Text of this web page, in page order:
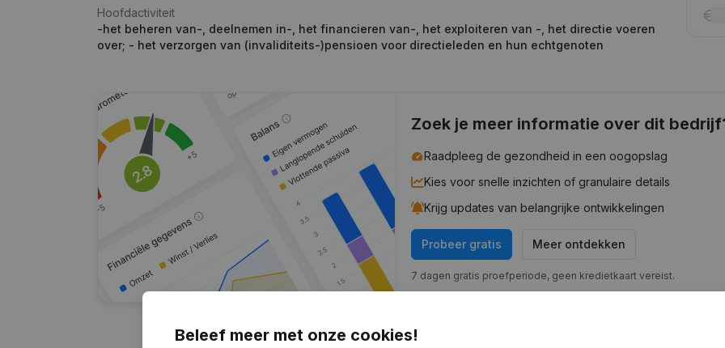
Hoofdactiviteit
-het beheren van-, deelnemen in-, het financieren van-, het exploiteren van -, het directie voeren
over; - het verzorgen van (invaliditeits-)pensioen voor directieleden en hun echtgenoten
Zoek je meer informatie over dit
Raadpleeg de gezondheid in een oogopslag
Kies voor snelle inzichten of granulaire details
Krijg updates van belangrijke ontwikkelingen
Probeer gratis Meer ontdekken
7 dagen gratis proefperiode, geen kredietkaart vereist.
Beleef meer met onze cookies!